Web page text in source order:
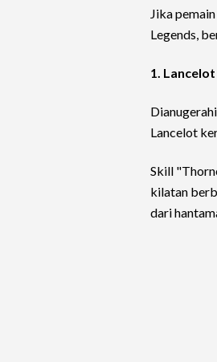
Jika
Legends,
1. Lancelot
Lancelot
Skill
kilatan
dari